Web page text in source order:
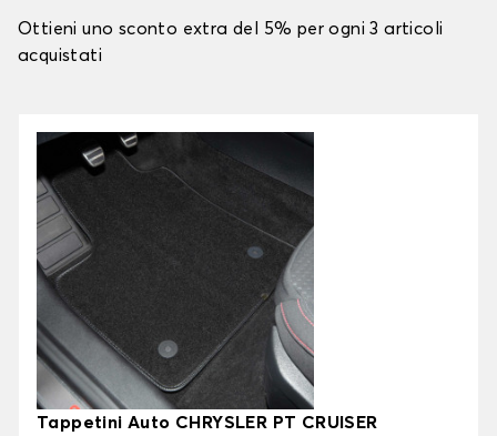
Ottieni uno sconto extra del 5% per ogni 3 articoli
acquistati
Tappetini Auto CHRYSLER PT CRUISER